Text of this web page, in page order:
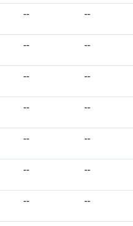
-- --
-- --
-- --
-- --
-- --
-- --
-- --